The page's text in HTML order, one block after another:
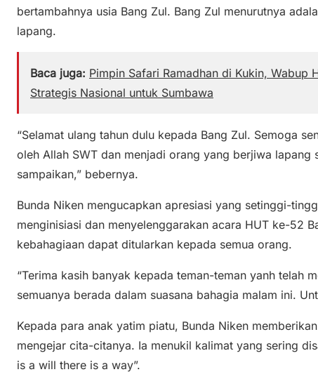
bertambahnya usia Bang Zul. Bang Zul menurutnya
lapang.
Baca juga: Pimpin Safari Ramadhan di Kukin, Wabup
Strategis Nasional untuk Sumbawa
“Selamat ulang tahun dulu kepada Bang Zul. Semoga
oleh Allah SWT dan menjadi orang yang berjiwa lapang
sampaikan,” bebernya.
Bunda Niken mengucapkan apresiasi yang setinggi-
menginisiasi dan menyelenggarakan acara HUT ke-52
kebahagiaan dapat ditularkan kepada semua orang.
“Terima kasih banyak kepada teman-teman yanh telah
semuanya berada dalam suasana bahagia malam ini.
Kepada para anak yatim piatu, Bunda Niken
mengejar cita-citanya. Ia menukil kalimat yang sering
is a will there is a way”.